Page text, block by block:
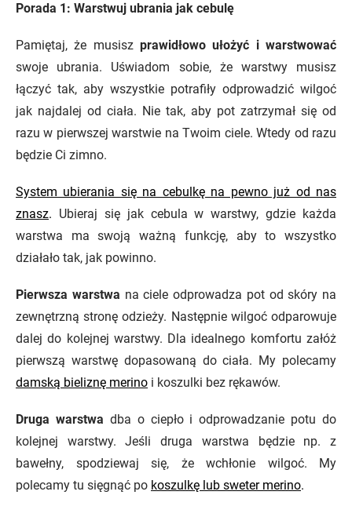
Porada 1: Warstwuj ubrania jak cebulę
Pamiętaj, że musisz prawidłowo ułożyć i warstwować
swoje ubrania. Uświadom sobie, że warstwy musisz
łączyć tak, aby wszystkie potrafiły odprowadzić wilgoć
jak najdalej od ciała. Nie tak, aby pot zatrzymał się od
razu w pierwszej warstwie na Twoim ciele. Wtedy od razu
będzie Ci zimno.
System ubierania się na cebulkę na pewno już od nas
znasz. Ubieraj się jak cebula w warstwy, gdzie każda
warstwa ma swoją ważną funkcję, aby to wszystko
działało tak, jak powinno.
Pierwsza warstwa na ciele odprowadza pot od skóry na
zewnętrzną stronę odzieży. Następnie wilgoć odparowuje
dalej do kolejnej warstwy. Dla idealnego komfortu załóż
pierwszą warstwę dopasowaną do ciała. My polecamy
damską bieliznę merino i koszulki bez rękawów.
Druga warstwa dba o ciepło i odprowadzanie potu do
kolejnej warstwy. Jeśli druga warstwa będzie np. z
bawełny, spodziewaj się, że wchłonie wilgoć. My
polecamy tu sięgnąć po koszulkę lub sweter merino.